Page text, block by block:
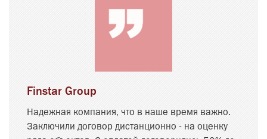
Finstar Group
Надежная компания, что в наше время важно.
Заключили договор дистанционно - на оценку